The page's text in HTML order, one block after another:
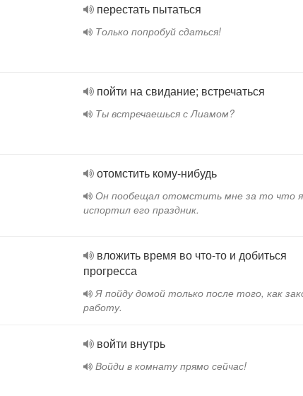
перестать пытаться
Только попробуй сдаться!
пойти на свидание; встречаться
Ты встречаешься с Лиамом?
отомстить кому-нибудь
Он пообещал отомстить мне за то что я
испортил его праздник.
вложить время во что-то и добиться
прогресса
Я пойду домой только после того, как
работу.
войти внутрь
Войди в комнату прямо сейчас!